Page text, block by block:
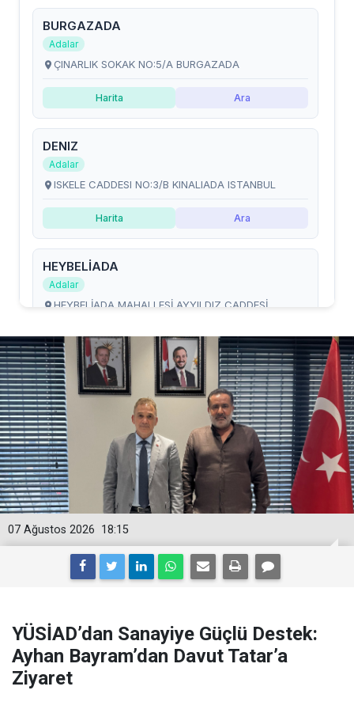
18:15
07 Ağustos 2026
YÜSİAD’dan Sanayiye Güçlü Destek:
Ayhan Bayram’dan Davut Tatar’a
Ziyaret